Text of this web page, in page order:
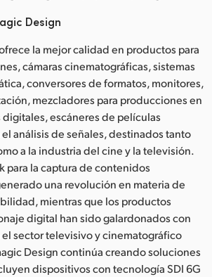
Design
la mejor calidad en productos para
cámaras cinematográficas, sistemas
conversores de formatos, monitores,
mezcladores para producciones en
escáneres de películas
análisis de señales, destinados tanto
a la industria del cine y la televisión.
para la captura de contenidos
una revolución en materia de
mientras que los productos
digital han sido galardonados con
sector televisivo y cinematográfico
Design continúa creando soluciones
dispositivos con tecnología SDI 6G